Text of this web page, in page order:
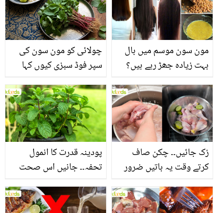
چولائی کو مون سون کی
سپر فوڈ سبزی کیوں کہا
منرلز اور اینٹی آکسیڈنٹس
سے بھرپور اس سبزی کے
فائدے
مون سون موسم میں بال
بہت زیادہ جھڑ رہے ہیں؟
بنانے کے چند قدرتی طریقے
پودینہ قدرت کا انمول
تحفہ۔۔ جانیں اس صحت
انگیز طبی فوائد
رُک جائیں۔۔ چکن صاف
کرتے وقت یہ باتیں ضرور